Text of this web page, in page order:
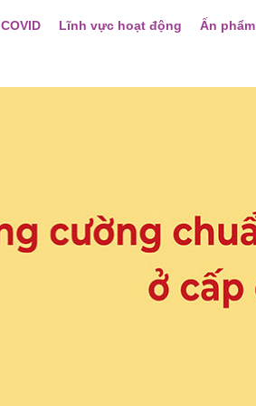
Lĩnh vực hoạt động Ấn phẩm